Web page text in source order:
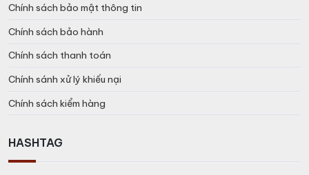
Chính sách bảo mật thông tin
Chính sách bảo hành
Chính sách thanh toán
Chính sánh xử lý khiếu nại
Chính sách kiểm hàng
HASHTAG